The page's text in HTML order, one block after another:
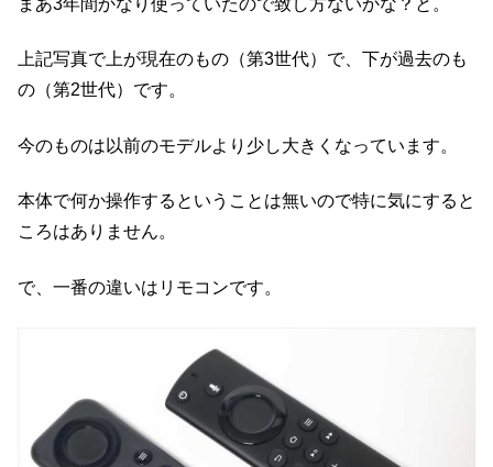
まあ3年間かなり使っていたので致し方ないかな？と。
上記写真で上が現在のもの（第3世代）で、下が過去のも
の（第2世代）です。
今のものは以前のモデルより少し大きくなっています。
本体で何か操作するということは無いので特に気にすると
ころはありません。
で、一番の違いはリモコンです。